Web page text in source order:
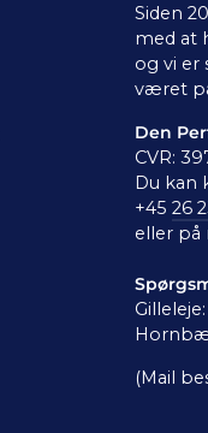
Siden
med at
og vi er
været
Den
CVR:
Du kan
+45 26
eller på
(Mail